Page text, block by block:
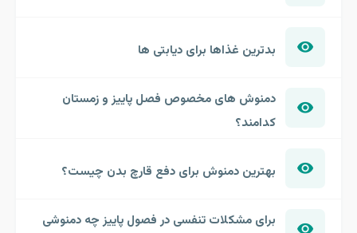
بدترین غذاها برای دیابتی ها
دمنوش های مخصوص فصل پاییز و زمستان
کدامند؟
بهترین دمنوش برای دفع قارچ بدن چیست؟
برای مشکلات تنفسی در فصول پاییز چه دمنوشی